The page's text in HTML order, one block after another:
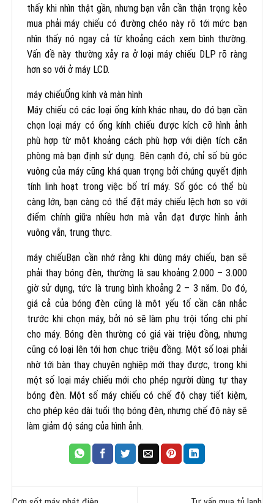
thấy khi nhìn thật gần, nhưng bạn vẫn cần thận trọng kẻo
mua phải máy chiếu có đường chéo này rõ tới mức bạn
nhìn thấy nó ngay cả từ khoảng cách xem bình thường.
Vấn đề này thường xảy ra ở loại máy chiếu DLP rõ ràng
hơn so với ở máy LCD.
máy chiếuỐng kính và màn hình
Máy chiếu có các loại ống kính khác nhau, do đó bạn cần
chọn loại máy có ống kính chiếu được kích cỡ hình ảnh
phù hợp từ một khoảng cách phù hợp với diện tích căn
phòng mà bạn định sử dụng. Bên cạnh đó, chỉ số bù góc
vuông của máy cũng khá quan trọng bởi chúng quyết định
tính linh hoạt trong việc bố trí máy. Số góc có thể bù
càng lớn, bạn càng có thể đặt máy chiếu lệch hơn so với
điểm chính giữa nhiều hơn mà vẫn đạt được hình ảnh
vuông vắn, trung thực.
máy chiếuBạn cần nhớ rằng khi dùng máy chiếu, bạn sẽ
phải thay bóng đèn, thường là sau khoảng 2.000 – 3.000
giờ sử dụng, tức là trung bình khoảng 2 – 3 năm. Do đó,
giá cả của bóng đèn cũng là một yếu tố cần cân nhắc
trước khi chọn máy, bởi nó sẽ làm phụ trội tổng chi phí
cho máy. Bóng đèn thường có giá vài triệu đồng, nhưng
cũng có loại lên tới hơn chục triệu đồng. Một số loại phải
nhờ tới bàn thay chuyên nghiệp mới thay được, trong khi
một số loại máy chiếu mới cho phép người dùng tự thay
bóng đèn. Một số máy chiếu có chế độ chạy tiết kiệm,
cho phép kéo dài tuổi thọ bóng đèn, nhưng chế độ này sẽ
làm giảm độ sáng của hình ảnh.